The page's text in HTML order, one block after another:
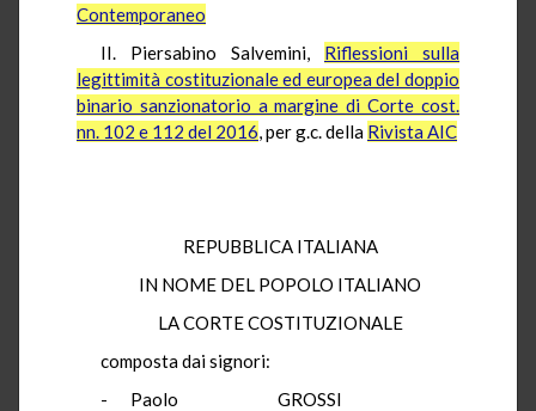
Contemporaneo
II. Piersabino Salvemini, Riflessioni sulla
legittimità costituzionale ed europea del doppio
binario sanzionatorio a margine di Corte cost.
nn. 102 e 112 del 2016, per g.c. della Rivista AIC
REPUBBLICA ITALIANA
IN NOME DEL POPOLO ITALIANO
LA CORTE COSTITUZIONALE
composta dai signori:
- Paolo GROSSI